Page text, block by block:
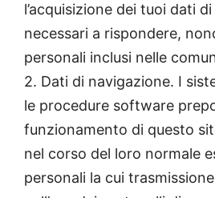
l’acquisizione dei tuoi dati
necessari a rispondere,
personali inclusi nelle
2. Dati di navigazione. I
le procedure software
funzionamento di questo
nel corso del loro normale
personali la cui